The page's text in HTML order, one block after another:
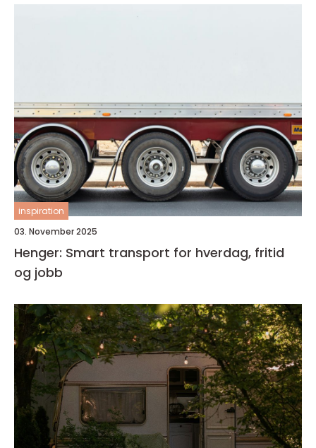
inspiration
03. November 2025
Henger: Smart transport for hverdag, fritid
og jobb